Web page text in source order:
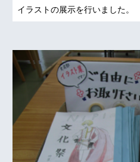
イラストの展示を行いました。